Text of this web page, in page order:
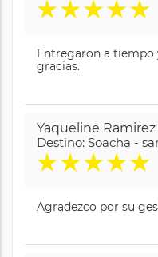
★★★★★
Entregaron a tiempo
gracias.
Yaqueline Ramirez
Destino: Soacha -
★★★★★
Agradezco por su